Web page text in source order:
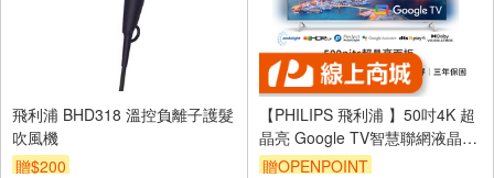
飛利浦 BHD318 溫控負離子護髮
吹風機
贈$200
【PHILIPS 飛利浦 】50吋4K 超
晶亮 Google TV智慧聯網液晶顯
示器50PUH8528-福利品
贈OPENPOINT